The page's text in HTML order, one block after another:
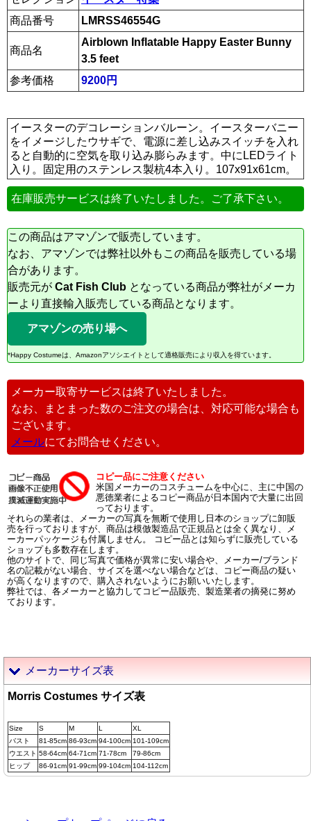
商品番号
LMRSS46554G
商品名
Airblown Inflatable Happy Easter Bunny
3.5 feet
参考価格
9200円
イースターのデコレーションバルーン。イースターバニー
をイメージしたウサギで、電源に差し込みスイッチを入れ
ると自動的に空気を取り込み膨らみます。中にLEDライト
入り。固定用のステンレス製杭4本入り。107x91x61cm。
在庫販売サービスは終了いたしました。ご了承下さい。
この商品はアマゾンで販売しています。
なお、アマゾンでは弊社以外もこの商品を販売している場
合があります。
販売元が Cat Fish Club となっている商品が弊社がメーカ
ーより直接輸入販売している商品となります。
アマゾンの売り場へ
*Happy Costumeは、Amazonアソシエイトとして適格販売により収入を得ています。
メーカー取寄サービスは終了いたしました。
なお、まとまった数のご注文の場合は、対応可能な場合も
ございます。
メールにてお問合せください。
コピー品にご注意ください
米国メーカーのコスチュームを中心に、主に中国の
悪徳業者によるコピー商品が日本国内で大量に出回
っております。
それらの業者は、メーカーの写真を無断で使用し日本のショップに卸販
売を行っておりますが、商品は模倣製造品で正規品とは全く異なり、メ
ーカーパッケージも付属しません。 コピー品とは知らずに販売している
ショップも多数存在します。
他のサイトで、同じ写真で価格が異常に安い場合や、メーカー/ブランド
名の記載がない場合、サイズを選べない場合などは、コピー商品の疑い
が高くなりますので、購入されないようにお願いいたします。
弊社では、各メーカーと協力してコピー品販売、製造業者の摘発に努め
ております。
メーカーサイズ表
Morris Costumes サイズ表
Size S M L
XL
バスト
81-85cm 86-93cm 94-100cm 101-109cm
ウエスト 58-64cm 64-71cm 71-78cm
79-86cm
ヒップ
86-91cm 91-99cm 99-104cm 104-112cm